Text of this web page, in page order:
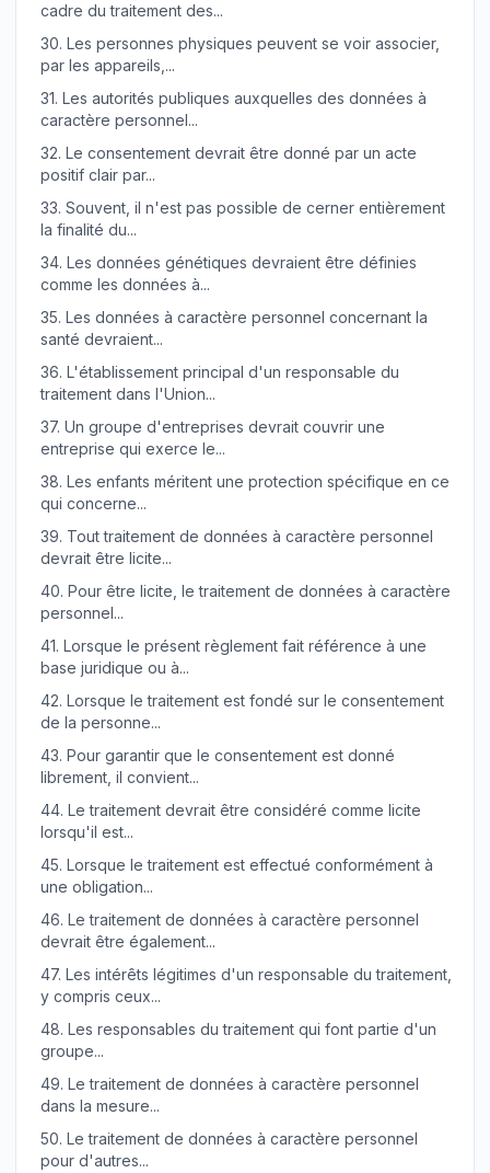
cadre du traitement des...
30. Les personnes physiques peuvent se voir associer,
par les appareils,...
31. Les autorités publiques auxquelles des données à
caractère personnel...
32. Le consentement devrait être donné par un acte
positif clair par...
33. Souvent, il n'est pas possible de cerner entièrement
la finalité du...
34. Les données génétiques devraient être définies
comme les données à...
35. Les données à caractère personnel concernant la
santé devraient...
36. L'établissement principal d'un responsable du
traitement dans l'Union...
37. Un groupe d'entreprises devrait couvrir une
entreprise qui exerce le...
38. Les enfants méritent une protection spécifique en ce
qui concerne...
39. Tout traitement de données à caractère personnel
devrait être licite...
40. Pour être licite, le traitement de données à caractère
personnel...
41. Lorsque le présent règlement fait référence à une
base juridique ou à...
42. Lorsque le traitement est fondé sur le consentement
de la personne...
43. Pour garantir que le consentement est donné
librement, il convient...
44. Le traitement devrait être considéré comme licite
lorsqu'il est...
45. Lorsque le traitement est effectué conformément à
une obligation...
46. Le traitement de données à caractère personnel
devrait être également...
47. Les intérêts légitimes d'un responsable du traitement,
y compris ceux...
48. Les responsables du traitement qui font partie d'un
groupe...
49. Le traitement de données à caractère personnel
dans la mesure...
50. Le traitement de données à caractère personnel
pour d'autres...